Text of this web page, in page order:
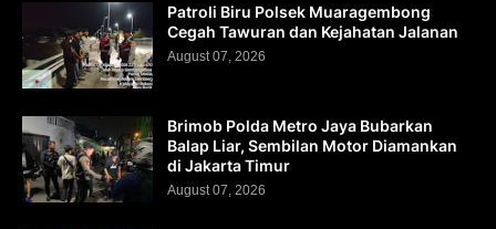
Patroli Biru Polsek Muaragembong
Cegah Tawuran dan Kejahatan Jalanan
August 07, 2026
Brimob Polda Metro Jaya Bubarkan
Balap Liar, Sembilan Motor Diamankan
di Jakarta Timur
August 07, 2026